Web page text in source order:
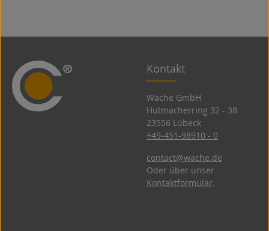
Kontakt
Wache GmbH
Hutmacherring 32 ­- 38
23556 Lübeck
+49-451-98910 - 0
contact@wache.de
Oder über unser
Kontaktformular.